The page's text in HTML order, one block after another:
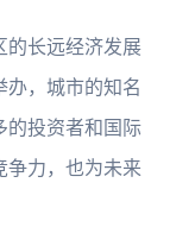
的长远经济发展
办，城市的知名
的投资者和国际
争力，也为未来